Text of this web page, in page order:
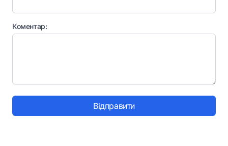
Коментар:
Відправити